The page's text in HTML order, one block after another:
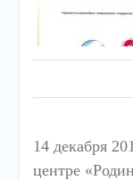
14 декабря
центре